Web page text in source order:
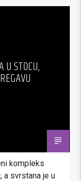
U STOCU,
kompleks
svrstana je u